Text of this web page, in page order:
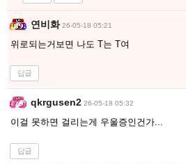
연비화 26-05-18 05:21
위로되는거보면 나도 T는 T여
답글
qkrgusen2 26-05-18 05:32
이걸 못하면 걸리는게 우울증인건가...
답글